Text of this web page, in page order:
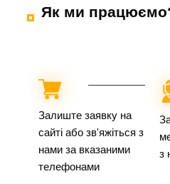
Як ми
Залиште заявку на
сайті або зв'яжіться з
нами за вказаними
телефонами
з